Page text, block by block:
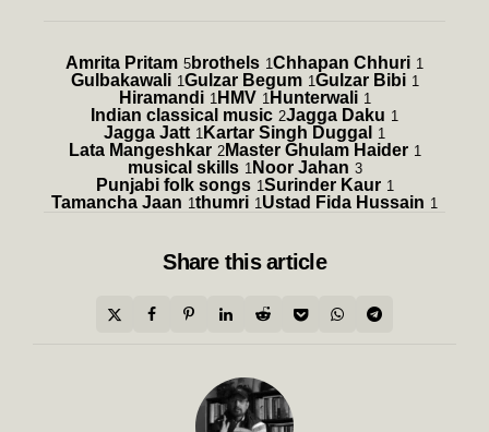
Amrita Pritam 5 brothels 1Chhapan Chhuri 1
Gulbakawali 1Gulzar Begum 1Gulzar Bibi 1
Hiramandi 1HMV 1Hunterwali 1
Indian classical music 2Jagga Daku 1
Jagga Jatt 1 Kartar Singh Duggal 1
Lata Mangeshkar 2Master Ghulam Haider 1
musical skills 1Noor Jahan 3
Punjabi folk songs 1Surinder Kaur 1
Tamancha Jaan 1thumri 1Ustad Fida Hussain 1
Share this article